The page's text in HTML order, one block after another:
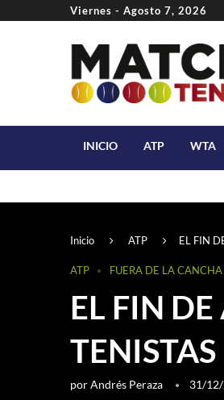
Viernes - Agosto 7, 2026
INICIO ATP WTA
Inicio ATP EL FIN
ATP FUERA DE LA CANCHA
EL FIN
TENISTAS
porAndrés Peraza 31/